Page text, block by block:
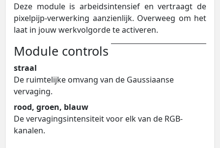
Deze module is arbeidsintensief en vertraagt de
pixelpijp-verwerking aanzienlijk. Overweeg om het
laat in jouw werkvolgorde te activeren.
Module controls
straal
De ruimtelijke omvang van de Gaussiaanse
vervaging.
rood, groen, blauw
De vervagingsintensiteit voor elk van de RGB-
kanalen.